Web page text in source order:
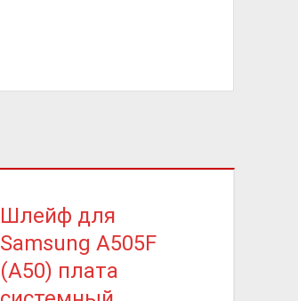
Шлейф для
Samsung A505F
(A50) плата